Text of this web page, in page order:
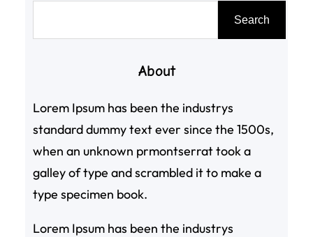
Search
About
Lorem Ipsum has been the industrys
standard dummy text ever since the 1500s,
when an unknown prmontserrat took a
galley of type and scrambled it to make a
type specimen book.
Lorem Ipsum has been the industrys